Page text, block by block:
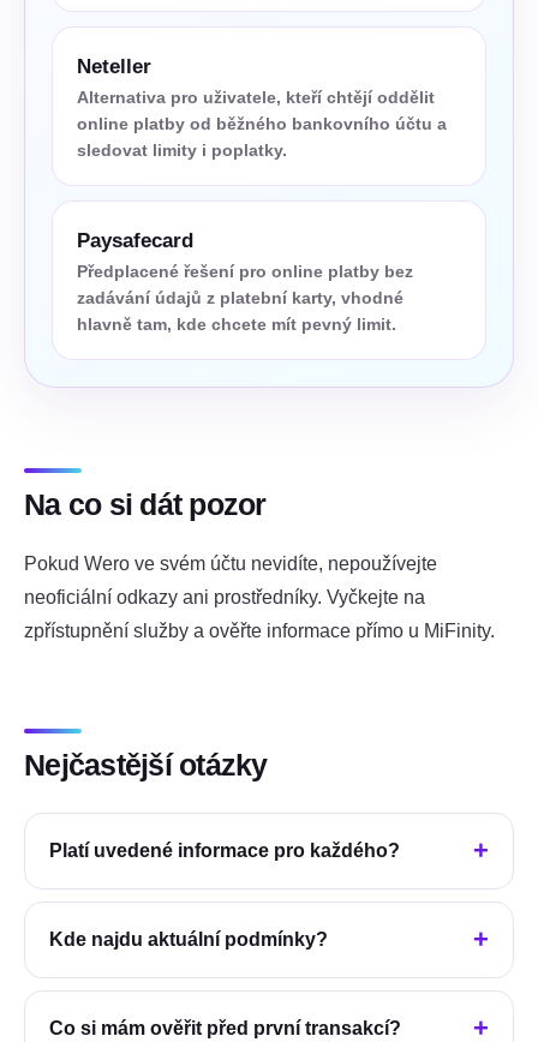
Neteller
Alternativa pro uživatele, kteří chtějí oddělit
online platby od běžného bankovního účtu a
sledovat limity i poplatky.
Paysafecard
Předplacené řešení pro online platby bez
zadávání údajů z platební karty, vhodné
hlavně tam, kde chcete mít pevný limit.
Na co si dát pozor
Pokud Wero ve svém účtu nevidíte, nepoužívejte
neoficiální odkazy ani prostředníky. Vyčkejte na
zpřístupnění služby a ověřte informace přímo u MiFinity.
Nejčastější otázky
Platí uvedené informace pro každého?
Kde najdu aktuální podmínky?
Co si mám ověřit před první transakcí?